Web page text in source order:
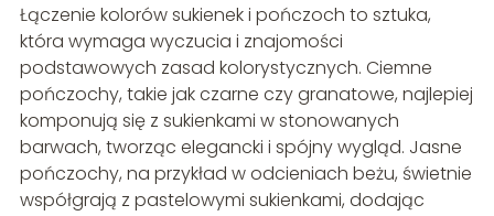
Łączenie kolorów sukienek i pończoch to sztuka,
która wymaga wyczucia i znajomości
podstawowych zasad kolorystycznych. Ciemne
pończochy, takie jak czarne czy granatowe, najlepiej
komponują się z sukienkami w stonowanych
barwach, tworząc elegancki i spójny wygląd. Jasne
pończochy, na przykład w odcieniach beżu, świetnie
współgrają z pastelowymi sukienkami, dodając